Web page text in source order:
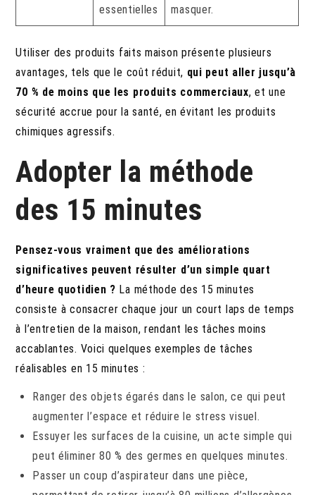
essentielles
masquer.
Utiliser des produits faits maison présente plusieurs
avantages, tels que le coût réduit, qui peut aller jusqu’à
70 % de moins que les produits commerciaux, et une
sécurité accrue pour la santé, en évitant les produits
chimiques agressifs.
Adopter la méthode
des 15 minutes
Pensez-vous vraiment que des améliorations
significatives peuvent résulter d’un simple quart
d’heure quotidien ? La méthode des 15 minutes
consiste à consacrer chaque jour un court laps de temps
à l’entretien de la maison, rendant les tâches moins
accablantes. Voici quelques exemples de tâches
réalisables en 15 minutes :
Ranger des objets égarés dans le salon, ce qui peut
augmenter l’espace et réduire le stress visuel.
Essuyer les surfaces de la cuisine, un acte simple qui
peut éliminer 80 % des germes en quelques minutes.
Passer un coup d’aspirateur dans une pièce,